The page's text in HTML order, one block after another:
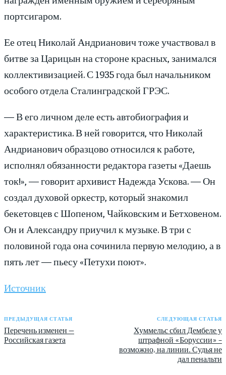
портсигаром.
Ее отец Николай Андрианович тоже участвовал в
битве за Царицын на стороне красных, занимался
коллективизацией. С 1935 года был начальником
особого отдела Сталинградской ГРЭС.
— В его личном деле есть автобиография и
характеристика. В ней говорится, что Николай
Андрианович образцово относился к работе,
исполнял обязанности редактора газеты «Даешь
ток!», — говорит архивист Надежда Ускова. — Он
создал духовой оркестр, который знакомил
бекетовцев с Шопеном, Чайковским и Бетховеном.
Он и Александру приучил к музыке. В три с
половиной года она сочинила первую мелодию, а в
пять лет — пьесу «Петухи поют».
Источник
ПРЕДЫДУЩАЯ СТАТЬЯ
Перечень изменен —
Российская газета
СЛЕДУЮЩАЯ СТАТЬЯ
Хуммельс сбил Дембеле у
штрафной «Боруссии» –
возможно, на линии. Судья не
дал пенальти